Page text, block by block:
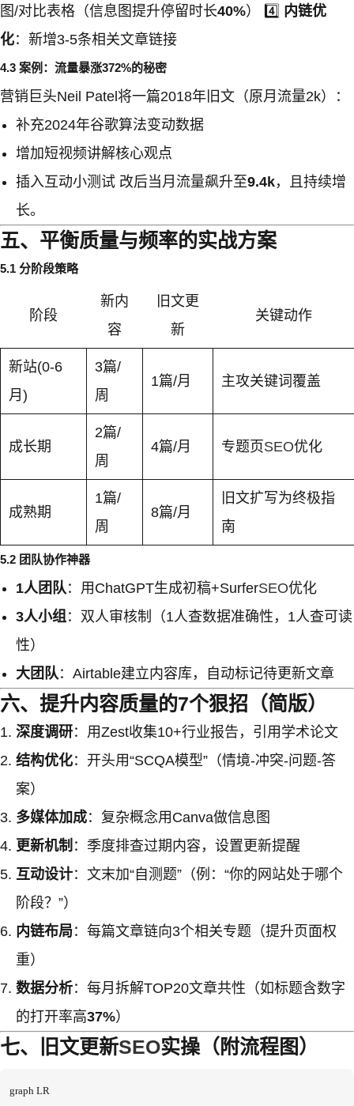
图/对比表格（信息图提升停留时长40%） 4️⃣ 内链优
化：新增3-5条相关文章链接
4.3 案例：流量暴涨372%的秘密
营销巨头Neil Patel将一篇2018年旧文（原月流量2k）：
补充2024年谷歌算法变动数据
增加短视频讲解核心观点
插入互动小测试 改后当月流量飙升至9.4k，且持续增
长。
五、平衡质量与频率的实战方案
5.1 分阶段策略
阶段
新内
容
旧文更
新
关键动作
新站(0-6
月)
3篇/
周
1篇/月 主攻关键词覆盖
成长期
2篇/
周
4篇/月 专题页SEO优化
成熟期
1篇/
周
8篇/月
旧文扩写为终极指
南
5.2 团队协作神器
1人团队：用ChatGPT生成初稿+SurferSEO优化
3人小组：双人审核制（1人查数据准确性，1人查可读
性）
大团队：Airtable建立内容库，自动标记待更新文章
六、提升内容质量的7个狠招（简版）
深度调研：用Zest收集10+行业报告，引用学术论文
结构优化：开头用“SCQA模型”（情境-冲突-问题-答
案）
多媒体加成：复杂概念用Canva做信息图
更新机制 ：季度排查过期内容，设置更新提醒
互动设计：文末加“自测题”（例：“你的网站处于哪个
阶段？”）
内链布局：每篇文章链向3个相关专题（提升页面权
重）
数据分析：每月拆解TOP20文章共性（如标题含数字
的打开率高37%）
七、旧文更新SEO实操（附流程图）
graph LR